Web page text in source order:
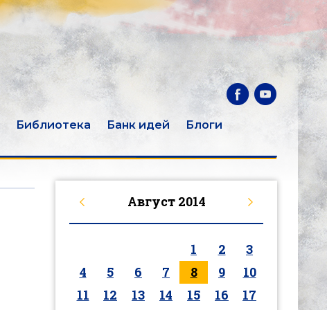
Библиотека Банк идей
Блоги
Август 2014
1 2
3
4
5 6 7 8 9
10
11
12 13 14 15 16
17